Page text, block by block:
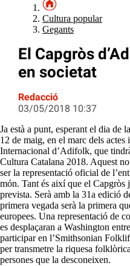
Cultura popular
Gegants
El Capgròs
en societat
Redacció
03/05/2018 10:37
Ja està a punt, esperant el dia de
12 de maig, en el marc dels
Internacional d’Adifolk, que
Cultura Catalana 2018. Aquest
ser la representació oficial de
món. Tant és així que el Capgròs
prevista. Serà amb la 31a edició
primera vegada serà la primera
europees. Una representació de
es desplaçaran a Washington
participar en l’Smithsonian
per transmetre la riquesa
persones que la desconeixen.